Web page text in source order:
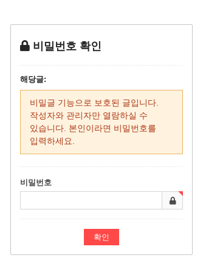
비밀번호 확인
해당글:
비밀글 기능으로 보호된 글입니다.
작성자와 관리자만 열람하실 수
있습니다. 본인이라면 비밀번호를
입력하세요.
비밀번호